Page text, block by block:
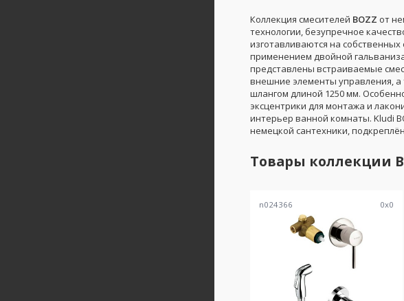
Коллекция смесителей BOZZ от
технологии, безупречное
изготавливаются на
применением двойной
представлены встраиваемые
внешние элементы управления,
шлангом длиной 1250 мм.
эксцентрики для монтажа и
интерьер ванной комнаты. Kludi
немецкой сантехники,
Товары коллекции
n024366 0x0